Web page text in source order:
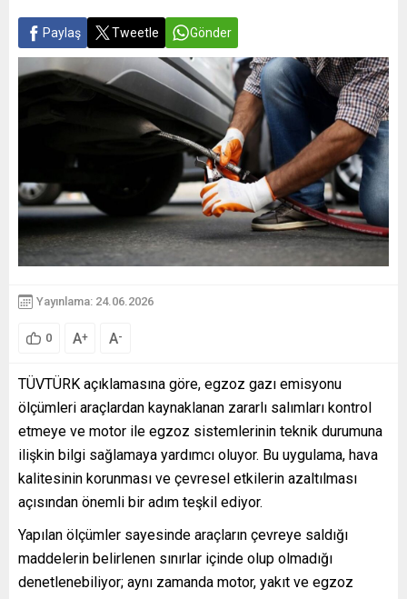
Paylaş Tweetle Gönder
Yayınlama: 24.06.2026
0 A+ A-
TÜVTÜRK açıklamasına göre, egzoz gazı emisyonu
ölçümleri araçlardan kaynaklanan zararlı salımları kontrol
etmeye ve motor ile egzoz sistemlerinin teknik durumuna
ilişkin bilgi sağlamaya yardımcı oluyor. Bu uygulama, hava
kalitesinin korunması ve çevresel etkilerin azaltılması
açısından önemli bir adım teşkil ediyor.
Yapılan ölçümler sayesinde araçların çevreye saldığı
maddelerin belirlenen sınırlar içinde olup olmadığı
denetlenebiliyor; aynı zamanda motor, yakıt ve egzoz